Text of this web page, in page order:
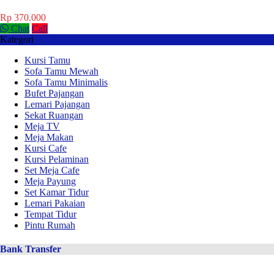
Rp 370.000
Chat Call
Kategori
Kursi Tamu
Sofa Tamu Mewah
Sofa Tamu Minimalis
Bufet Pajangan
Lemari Pajangan
Sekat Ruangan
Meja TV
Meja Makan
Kursi Cafe
Kursi Pelaminan
Set Meja Cafe
Meja Payung
Set Kamar Tidur
Lemari Pakaian
Tempat Tidur
Pintu Rumah
Bank Transfer